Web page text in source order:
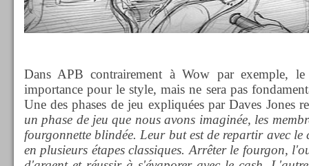
Dans APB contrairement à Wow par exemple,
importance pour le style, mais ne sera pas
Une des phases de jeu expliquées par Daves Jones
un phase de jeu que nous avons imaginée, les
fourgonnette blindée. Leur but est de repartir avec le
en plusieurs étapes classiques. Arrêter le fourgon,